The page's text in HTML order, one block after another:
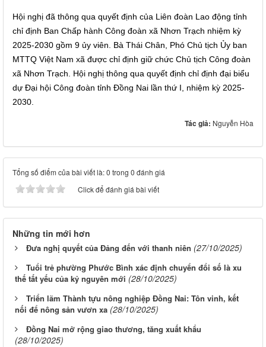
Hội nghị đã thông qua quyết định của Liên đoàn Lao động tỉnh
chỉ định Ban Chấp hành Công đoàn xã Nhơn Trạch nhiệm kỳ
2025-2030 gồm 9 ủy viên. Bà Thái Chân, Phó Chủ tịch Ủy ban
MTTQ Việt Nam xã được chỉ định giữ chức Chủ tịch Công đoàn
xã Nhơn Trạch. Hội nghị thông qua quyết định chỉ định đại biểu
dự Đại hội Công đoàn tỉnh Đồng Nai lần thứ I, nhiệm kỳ 2025-
2030.
Tác giả: Nguyễn Hòa
Tổng số điểm của bài viết là: 0 trong 0 đánh giá
Click để đánh giá bài viết
Những tin mới hơn
Đưa nghị quyết của Đảng đến với thanh niên (27/10/2025)
Tuổi trẻ phường Phước Bình xác định chuyển đổi số là xu
thế tất yếu của kỷ nguyên mới (28/10/2025)
Triển lãm Thành tựu nông nghiệp Đồng Nai: Tôn vinh, kết
nối để nông sản vươn xa (28/10/2025)
Đồng Nai mở rộng giao thương, tăng xuất khẩu
(28/10/2025)